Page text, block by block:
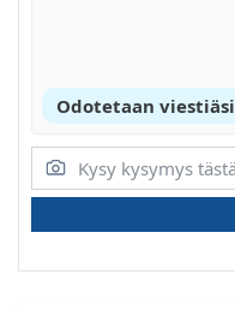
Odotetaan viestiäsi